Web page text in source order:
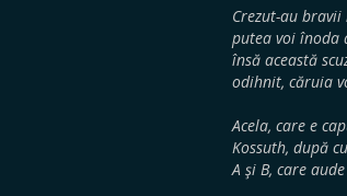
Crezut-au
putea voi înoda
însă această
odihnit, căruia
Acela, care e
Kossuth, după
A şi B, care